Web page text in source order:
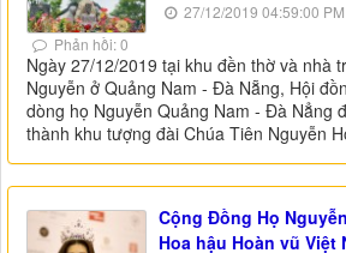
27/12/2019 04:59:00 PM
Phản hồi: 0
Ngày 27/12/2019 tại khu đền thờ và nhà
Nguyễn ở Quảng Nam - Đà Nẵng, Hội
dòng họ Nguyễn Quảng Nam - Đà Nẳng
thành khu tượng đài Chúa Tiên Nguyễn
Cộng Đồng Họ
Hoa hậu Hoàn vũ Việt